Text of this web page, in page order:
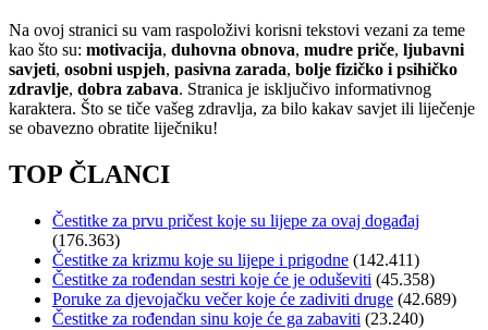
Na ovoj stranici su vam raspoloživi korisni tekstovi vezani za teme
kao što su: motivacija, duhovna obnova, mudre priče, ljubavni
savjeti, osobni uspjeh, pasivna zarada, bolje fizičko i psihičko
zdravlje, dobra zabava. Stranica je isključivo informativnog
karaktera. Što se tiče vašeg zdravlja, za bilo kakav savjet ili liječenje
se obavezno obratite liječniku!
TOP ČLANCI
Čestitke za prvu pričest koje su lijepe za ovaj događaj
(176.363)
Čestitke za krizmu koje su lijepe i prigodne (142.411)
Čestitke za rođendan sestri koje će je oduševiti (45.358)
Poruke za djevojačku večer koje će zadiviti druge (42.689)
Čestitke za rođendan sinu koje će ga zabaviti (23.240)